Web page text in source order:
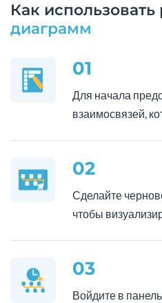
Как использовать
диаграмм
01
Для начала
взаимосвязей,
02
Сделайте
чтобы
03
Войдите в